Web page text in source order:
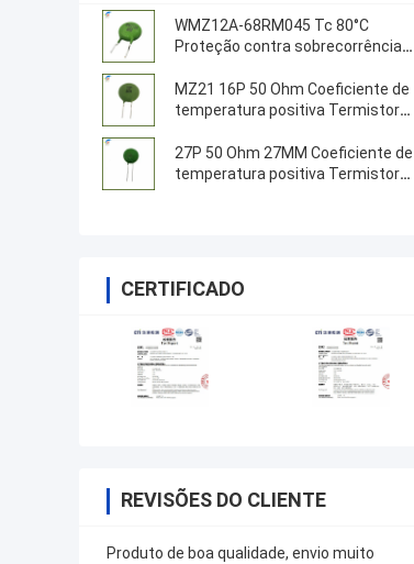
WMZ12A-68RM045 Tc 80°C
Proteção contra sobrecorrência
MZ21 16P 50 Ohm Coeficiente de
temperatura positiva Termistor
PTC
27P 50 Ohm 27MM Coeficiente de
temperatura positiva Termistor
CERTIFICADO
REVISÕES DO CLIENTE
Produto de boa qualidade, envio muito